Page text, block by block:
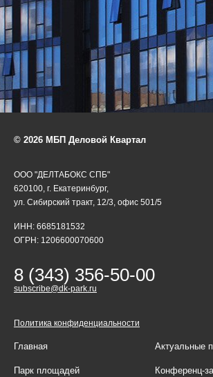
© 2026 МБП Деловой Квартал
ООО "ДЕЛТАБОКС СПБ"
620100, г. Екатеринбург,
ул. Сибирский тракт, 12/3, офис 501/5
ИНН: 6685181532
ОГРН: 1206600070600
8 (343) 356-50-00
subscribe@dk-park.ru
Политика конфиденциальности
Главная Актуальные
Парк площадей Конференц-